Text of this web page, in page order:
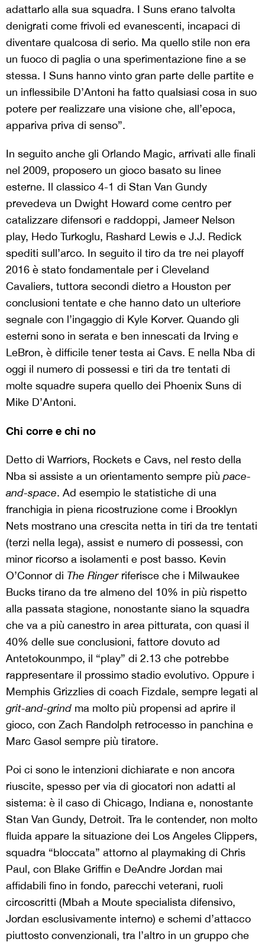
adattarlo alla sua squadra. I Suns erano talvolta
denigrati come frivoli ed evanescenti, incapaci di
diventare qualcosa di serio. Ma quello stile non era
un fuoco di paglia o una sperimentazione fine a se
stessa. I Suns hanno vinto gran parte delle partite e
un inflessibile D’Antoni ha fatto qualsiasi cosa in suo
potere per realizzare una visione che, all’epoca,
appariva priva di senso”.
In seguito anche gli Orlando Magic, arrivati alle finali
nel 2009, proposero un gioco basato su linee
esterne. Il classico 4-1 di Stan Van Gundy
prevedeva un Dwight Howard come centro per
catalizzare difensori e raddoppi, Jameer Nelson
play, Hedo Turkoglu, Rashard Lewis e J.J. Redick
spediti sull’arco. In seguito il tiro da tre nei playoff
2016 è stato fondamentale per i Cleveland
Cavaliers, tuttora secondi dietro a Houston per
conclusioni tentate e che hanno dato un ulteriore
segnale con l’ingaggio di Kyle Korver. Quando gli
esterni sono in serata e ben innescati da Irving e
LeBron, è difficile tener testa ai Cavs. E nella Nba di
oggi il numero di possessi e tiri da tre tentati di
molte squadre supera quello dei Phoenix Suns di
Mike D’Antoni.
Chi corre e chi no
Detto di Warriors, Rockets e Cavs, nel resto della
Nba si assiste a un orientamento sempre più pace-
and-space. Ad esempio le statistiche di una
franchigia in piena ricostruzione come i Brooklyn
Nets mostrano una crescita netta in tiri da tre tentati
(terzi nella lega), assist e numero di possessi, con
minor ricorso a isolamenti e post basso. Kevin
O’Connor di The Ringerriferisce che i Milwaukee
Bucks tirano da tre almeno del 10% in più rispetto
alla passata stagione, nonostante siano la squadra
che va a più canestro in area pitturata, con quasi il
40% delle sue conclusioni, fattore dovuto ad
Antetokounmpo, il “play” di 2.13 che potrebbe
rappresentare il prossimo stadio evolutivo. Oppure i
Memphis Grizzlies di coach Fizdale, sempre legati al
grit-and-grind ma molto più propensi ad aprire il
gioco, con Zach Randolph retrocesso in panchina e
Marc Gasol sempre più tiratore.
Poi ci sono le intenzioni dichiarate e non ancora
riuscite, spesso per via di giocatori non adatti al
sistema: è il caso di Chicago, Indiana e, nonostante
Stan Van Gundy, Detroit. Tra le contender, non molto
fluida appare la situazione dei Los Angeles Clippers,
squadra “bloccata” attorno al playmaking di Chris
Paul, con Blake Griffin e DeAndre Jordan mai
affidabili fino in fondo, parecchi veterani, ruoli
circoscritti (Mbah a Moute specialista difensivo,
Jordan esclusivamente interno) e schemi d’attacco
piuttosto convenzionali, tra l’altro in un gruppo che